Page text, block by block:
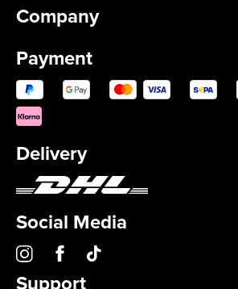
Company
Payment
Delivery
Social Media